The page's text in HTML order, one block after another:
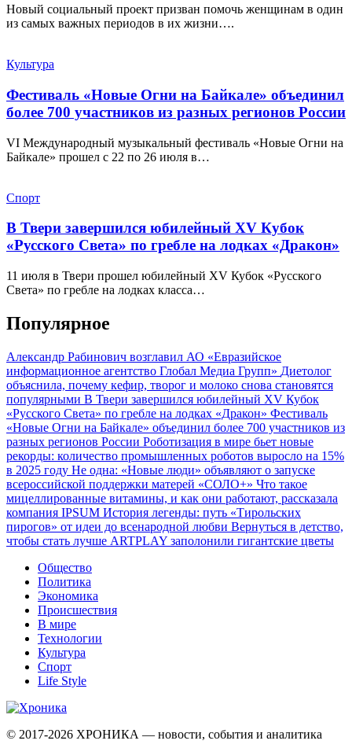
Новый социальный проект призван помочь женщинам в один
из самых важных периодов в их жизни….
Культура
Фестиваль «Новые Огни на Байкале» объединил
более 700 участников из разных регионов России
VI Международный музыкальный фестиваль «Новые Огни на
Байкале» прошел с 22 по 26 июля в…
Спорт
В Твери завершился юбилейный XV Кубок
«Русского Света» по гребле на лодках «Дракон»
11 июля в Твери прошел юбилейный XV Кубок «Русского
Света» по гребле на лодках класса…
Популярное
Александр Рабинович возглавил АО «Евразийское
информационное агентство Глобал Медиа Групп» Диетолог
объяснила, почему кефир, творог и молоко снова становятся
популярными В Твери завершился юбилейный XV Кубок
«Русского Света» по гребле на лодках «Дракон» Фестиваль
«Новые Огни на Байкале» объединил более 700 участников из
разных регионов России Роботизация в мире бьет новые
рекорды: количество промышленных роботов выросло на 15%
в 2025 году Не одна: «Новые люди» объявляют о запуске
всероссийской поддержки матерей «СОЛО+» Что такое
мицеллированные витамины, и как они работают, рассказала
компания IPSUM История легенды: путь «Тирольских
пирогов» от идеи до всенародной любви Вернуться в детство,
чтобы стать лучше ARTPLAY заполонили гигантские цветы
Общество
Политика
Экономика
Происшествия
В мире
Технологии
Культура
Спорт
Life Style
© 2017-2026 ХРОНИКА — новости, события и аналитика